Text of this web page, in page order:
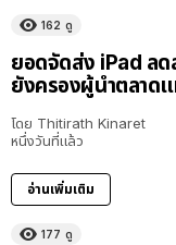
162 ดู
ยอดจัดส่ง iPad ล
ยังครองผู้นำตลาด
โดย Thitirath Kinaret
หนึ่งวันที่แล้ว
อ่านเพิ่มเติม
177 ดู